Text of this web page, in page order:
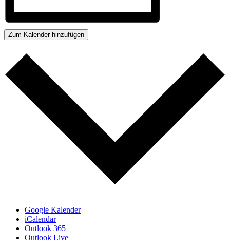
Zum Kalender hinzufügen
Google Kalender
iCalendar
Outlook 365
Outlook Live